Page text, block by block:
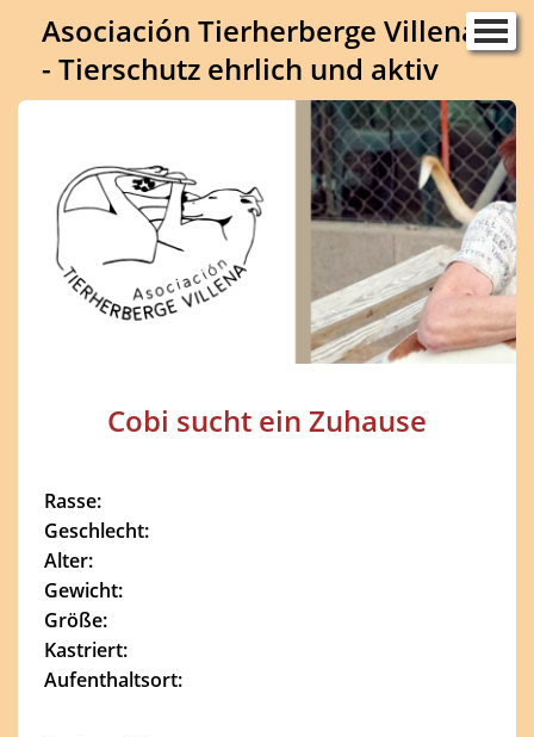
Asociación Tierherberge Villena
- Tierschutz ehrlich und aktiv
Home
Unser Team
Unsere Geschichte
▼
Notfälle
Info Vermittlung
Ihre Hilfe
Tierschutz
Gästebuch
Impressum
Cobi sucht ein Zuhause
Rasse:
Geschlecht:
Alter:
Gewicht:
Größe:
Kastriert:
Aufenthaltsort: